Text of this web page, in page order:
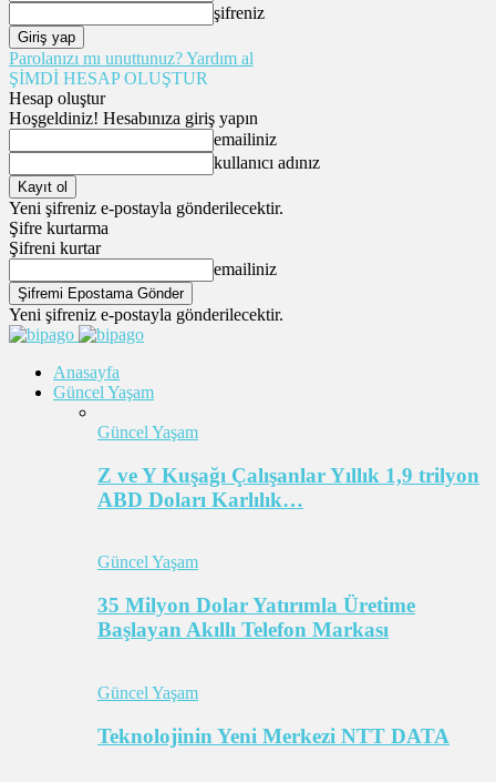
şifreniz
Parolanızı mı unuttunuz? Yardım al
ŞİMDİ HESAP OLUŞTUR
Hesap oluştur
Hoşgeldiniz! Hesabınıza giriş yapın
emailiniz
kullanıcı adınız
Yeni şifreniz e-postayla gönderilecektir.
Şifre kurtarma
Şifreni kurtar
emailiniz
Yeni şifreniz e-postayla gönderilecektir.
Anasayfa
Güncel Yaşam
Güncel Yaşam
Z ve Y Kuşağı Çalışanlar Yıllık 1,9 trilyon
ABD Doları Karlılık…
Güncel Yaşam
35 Milyon Dolar Yatırımla Üretime
Başlayan Akıllı Telefon Markası
Güncel Yaşam
Teknolojinin Yeni Merkezi NTT DATA